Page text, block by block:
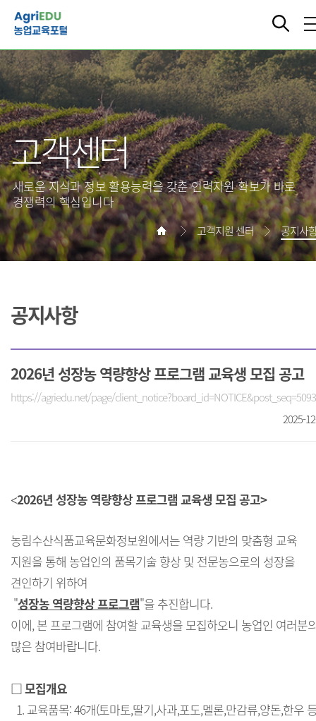
고객센터
새로운 지식과 정보 활용능력을 갖춘 인력자원 확보가 바로
경쟁력의 핵심입니다
고객지원 센터 공지사
공지사항
2026년 성장농 역량향상 프로그램 교육생 모집 공고
https://agriedu.net/page/
2025-
<2026년 성장농 역량향상 프로그램 교육생 모집 공고>
농림수산식품교육문화정보원에서는 역량 기반의 맞춤형 교육
지원을 통해 농업인의 품목기술 향상 및 전문농으로의 성장을
견인하기 위하여
"성장농 역량향상 프로그램"을 추진합니다.
이에, 본 프로그램에 참여할 교육생을 모집하오니 농업인 여러분
많은 참여바랍니다.
□ 모집개요
1. 교육품목: 46개(토마토,딸기,사과,포도,멜론,만감류,양돈,한우